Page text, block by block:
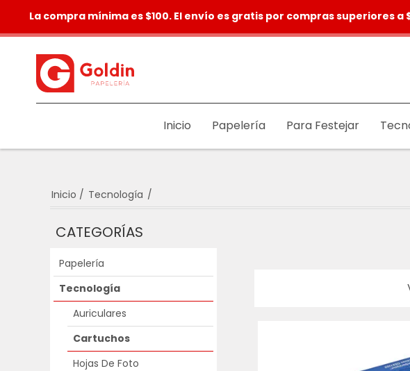
La compra mínima es $100. El envío es gratis por compras superiores
Inicio Papelería Para Festejar
Inicio / Tecnología /
CATEGORÍAS
Papelería
Tecnología
Auriculares
Cartuchos
Hojas De Foto